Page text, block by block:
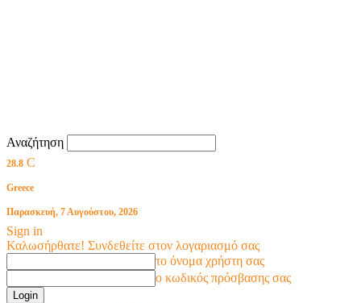
Αναζήτηση
28.8 C
Greece
Παρασκευή, 7 Αυγούστου, 2026
Sign in
Καλωσήρθατε! Συνδεθείτε στον λογαριασμό σας
το όνομα χρήστη σας
ο κωδικός πρόσβασης σας